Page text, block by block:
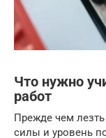
Что нужно
работ
Прежде чем
силы и уровень